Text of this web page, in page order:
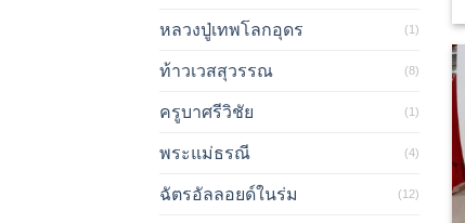
หลวงปู่เทพโลกอุดร (1)
ท้าวเวสสุวรรณ (8)
ครูบาศรีวิชัย (1)
พระแม่ธรณี (4)
ฉัตรอัลลอยด์ในร่ม (12)